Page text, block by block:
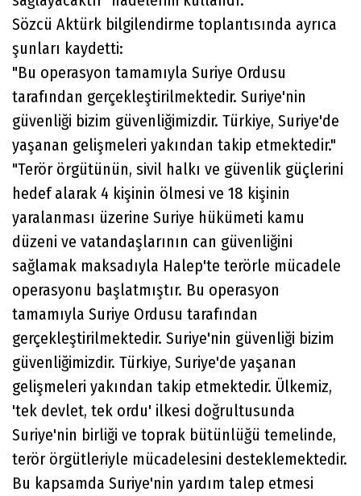
Sözcü Aktürk bilgilendirme toplantısında ayrıca
şunları kaydetti:
"Bu operasyon tamamıyla Suriye Ordusu
tarafından gerçekleştirilmektedir. Suriye'nin
güvenliği bizim güvenliğimizdir. Türkiye, Suriye'de
yaşanan gelişmeleri yakından takip etmektedir."
"Terör örgütünün, sivil halkı ve güvenlik güçlerini
hedef alarak 4 kişinin ölmesi ve 18 kişinin
yaralanması üzerine Suriye hükümeti kamu
düzeni ve vatandaşlarının can güvenliğini
sağlamak maksadıyla Halep'te terörle mücadele
operasyonu başlatmıştır. Bu operasyon
tamamıyla Suriye Ordusu tarafından
gerçekleştirilmektedir. Suriye'nin güvenliği bizim
güvenliğimizdir. Türkiye, Suriye'de yaşanan
gelişmeleri yakından takip etmektedir. Ülkemiz,
'tek devlet, tek ordu' ilkesi doğrultusunda
Suriye'nin birliği ve toprak bütünlüğü temelinde,
terör örgütleriyle mücadelesini desteklemektedir.
Bu kapsamda Suriye'nin yardım talep etmesi